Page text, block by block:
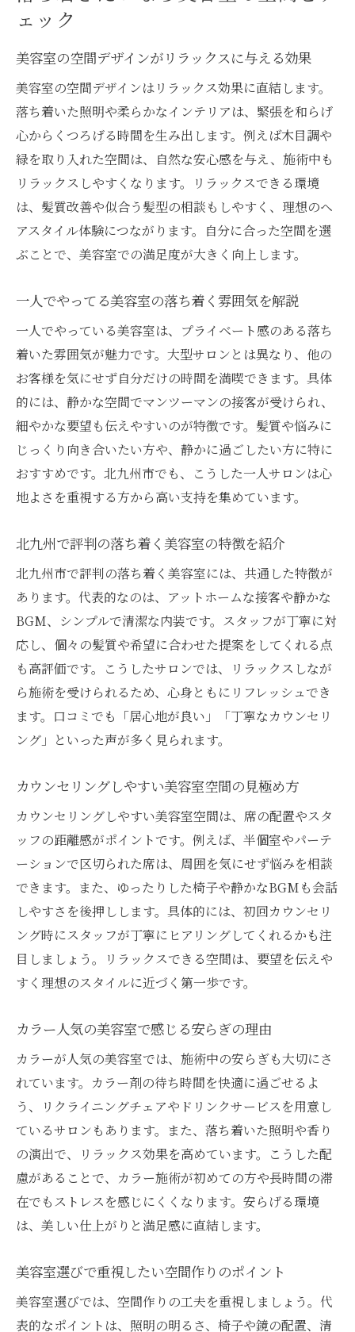
ェック
美容室の空間デザインがリラックスに与える効果
美容室の空間デザインはリラックス効果に直結します。
落ち着いた照明や柔らかなインテリアは、緊張を和らげ
心からくつろげる時間を生み出します。例えば木目調や
緑を取り入れた空間は、自然な安心感を与え、施術中も
リラックスしやすくなります。リラックスできる環境
は、髪質改善や似合う髪型の相談もしやすく、理想のヘ
アスタイル体験につながります。自分に合った空間を選
ぶことで、美容室での満足度が大きく向上します。
一人でやってる美容室の落ち着く雰囲気を解説
一人でやっている美容室は、プライベート感のある落ち
着いた雰囲気が魅力です。大型サロンとは異なり、他の
お客様を気にせず自分だけの時間を満喫できます。具体
的には、静かな空間でマンツーマンの接客が受けられ、
細やかな要望も伝えやすいのが特徴です。髪質や悩みに
じっくり向き合いたい方や、静かに過ごしたい方に特に
おすすめです。北九州市でも、こうした一人サロンは心
地よさを重視する方から高い支持を集めています。
北九州で評判の落ち着く美容室の特徴を紹介
北九州市で評判の落ち着く美容室には、共通した特徴が
あります。代表的なのは、アットホームな接客や静かな
BGM、シンプルで清潔な内装です。スタッフが丁寧に対
応し、個々の髪質や希望に合わせた提案をしてくれる点
も高評価です。こうしたサロンでは、リラックスしなが
ら施術を受けられるため、心身ともにリフレッシュでき
ます。口コミでも「居心地が良い」「丁寧なカウンセリ
ング」といった声が多く見られます。
カウンセリングしやすい美容室空間の見極め方
カウンセリングしやすい美容室空間は、席の配置やスタ
ッフの距離感がポイントです。例えば、半個室やパーテ
ーションで区切られた席は、周囲を気にせず悩みを相談
できます。また、ゆったりした椅子や静かなBGMも会話
しやすさを後押しします。具体的には、初回カウンセリ
ング時にスタッフが丁寧にヒアリングしてくれるかも注
目しましょう。リラックスできる空間は、要望を伝えや
すく理想のスタイルに近づく第一歩です。
カラー人気の美容室で感じる安らぎの理由
カラーが人気の美容室では、施術中の安らぎも大切にさ
れています。カラー剤の待ち時間を快適に過ごせるよ
う、リクライニングチェアやドリンクサービスを用意し
ているサロンもあります。また、落ち着いた照明や香り
の演出で、リラックス効果を高めています。こうした配
慮があることで、カラー施術が初めての方や長時間の滞
在でもストレスを感じにくくなります。安らげる環境
は、美しい仕上がりと満足感に直結します。
美容室選びで重視したい空間作りのポイント
美容室選びでは、空間作りの工夫を重視しましょう。代
表的なポイントは、照明の明るさ、椅子や鏡の配置、清